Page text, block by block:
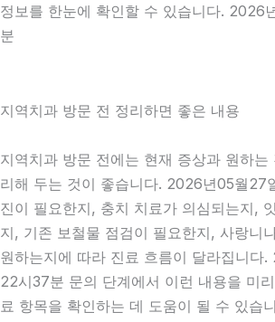
정보를 한눈에 확인할 수 있습니다. 2026
분
지역치과 방문 전 정리하면 좋은 내용
지역치과 방문 전에는 현재 증상과 원하는
리해 두는 것이 좋습니다. 2026년05월27
진이 필요한지, 충치 치료가 의심되는지,
지, 기존 보철물 점검이 필요한지, 사랑니
원하는지에 따라 진료 흐름이 달라집니다
22시37분 문의 단계에서 이런 내용을 미
료 항목을 확인하는 데 도움이 될 수 있습